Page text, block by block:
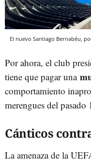
El nuevo Santiago Bernabéu,
Por ahora, el club
tiene que pagar una
comportamiento
merengues del pasado
Cánticos
La amenaza de la